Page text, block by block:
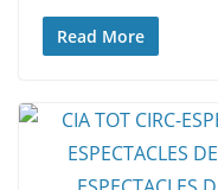
Read More